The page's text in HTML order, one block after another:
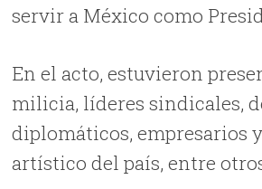
servir a México como
En el acto, estuvieron
milicia, líderes sindicales,
diplomáticos, empresarios
artístico del país, entre